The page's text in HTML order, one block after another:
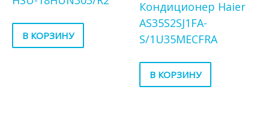
В КОРЗИНУ
Кондиционер Haier
AS35S2SJ1FA-
S/1U35MECFRA
В КОРЗИНУ